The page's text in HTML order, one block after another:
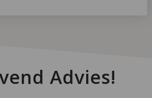
Advies!